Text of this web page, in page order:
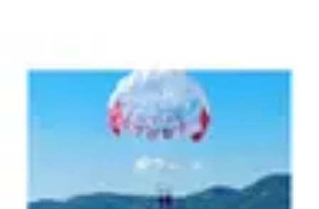
Aventures Aériennes